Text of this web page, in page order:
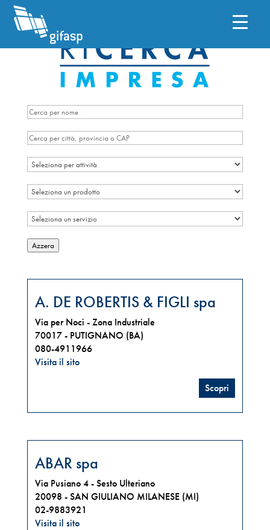
Azzera
A. DE ROBERTIS & FIGLI spa
Via per Noci - Zona Industriale
70017 - PUTIGNANO (BA)
080-4911966
Visita il sito
Scopri
ABAR spa
Via Pusiano 4 - Sesto Ulteriano
20098 -SAN GIULIANO MILANESE (MI)
02-9883921
Visita il sito